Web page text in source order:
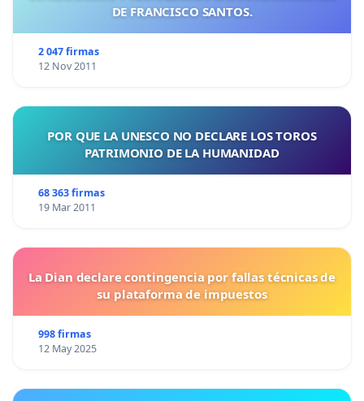
DE FRANCISCO SANTOS.
2 047 firmas
12 Nov 2011
POR QUE LA UNESCO NO DECLARE LOS TOROS
PATRIMONIO DE LA HUMANIDAD
68 363 firmas
19 Mar 2011
La Dian declare contingencia por fallas técnicas de
su plataforma de impuestos
998 firmas
12 May 2025